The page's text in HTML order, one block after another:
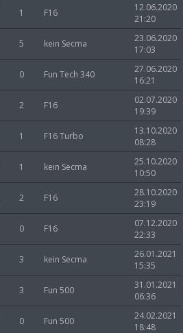
1 F16
12.06.2020
21:20
5 kein Secma
23.06.2020
17:03
0 Fun Tech 340
27.06.2020
16:21
2 F16
02.07.2020
19:39
1 F16 Turbo
13.10.2020
08:28
1 kein Secma
25.10.2020
10:50
2 F16
28.10.2020
23:19
0 F16
07.12.2020
22:33
3 kein Secma
26.01.2021
15:35
3 Fun 500
31.01.2021
06:36
0 Fun 500
24.02.2021
18:48